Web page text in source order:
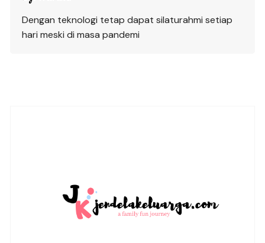
Dengan teknologi tetap dapat silaturahmi setiap
hari meski di masa pandemi